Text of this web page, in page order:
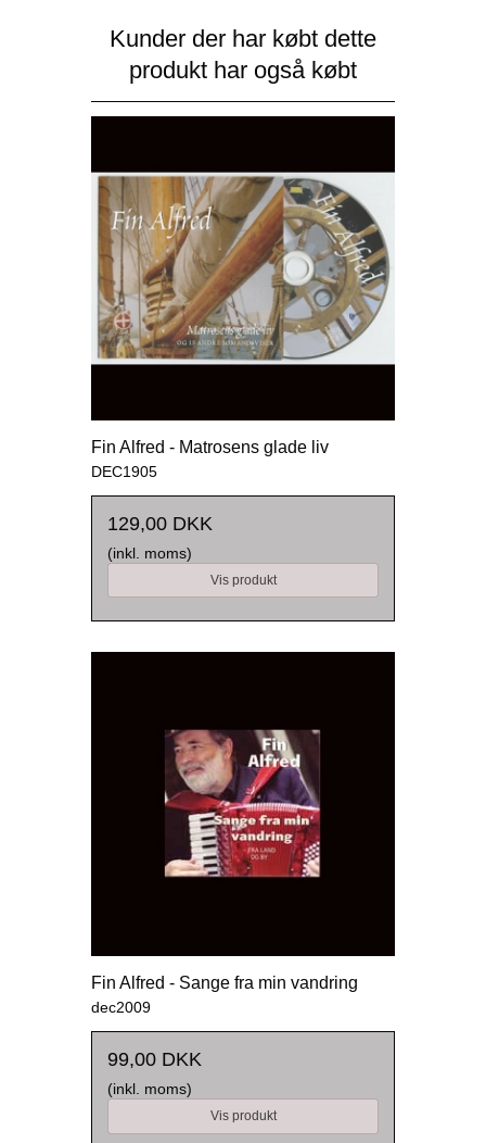
Kunder der har købt dette
produkt har også købt
Fin Alfred - Matrosens glade liv
DEC1905
129,00 DKK
(inkl. moms)
Vis produkt
Fin Alfred - Sange fra min vandring
dec2009
99,00 DKK
(inkl. moms)
Vis produkt